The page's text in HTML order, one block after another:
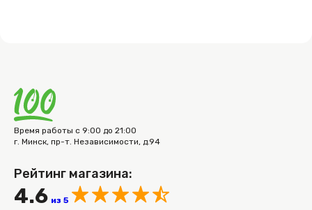
Время работы с 9:00 до 21:00
г. Минск, пр-т. Независимости, д.94
Рейтинг магазина:
4.6 из 5